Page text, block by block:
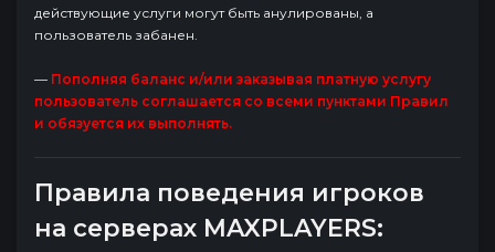
действующие услуги могут быть анулированы, а
пользователь забанен.
— Пополняя баланс и/или заказывая платную услугу
пользователь соглашается со всеми пунктами Правил
и обязуется их выполнять.
Правила поведения игроков
на серверах MAXPLAYERS: